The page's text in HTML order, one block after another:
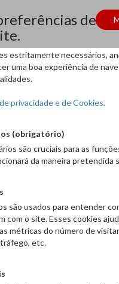
de
estritamente necessários,
uma boa experiência de
privacidade e de Cookies.
(obrigatório)
são cruciais para as
da maneira pretendida
são usados para entender
com o site. Esses cookies
métricas do número de
etc.